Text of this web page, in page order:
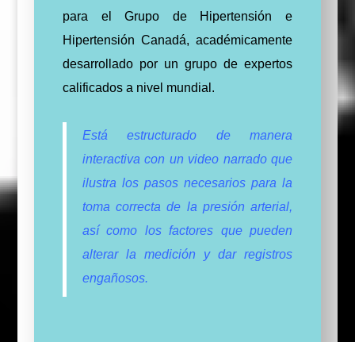
para el Grupo de Hipertensión e
Hipertensión Canadá, académicamente
desarrollado por un grupo de expertos
calificados a nivel mundial.
Está estructurado de manera
interactiva con un video narrado que
ilustra los pasos necesarios para la
toma correcta de la presión arterial,
así como los factores que pueden
alterar la medición y dar registros
engañosos.